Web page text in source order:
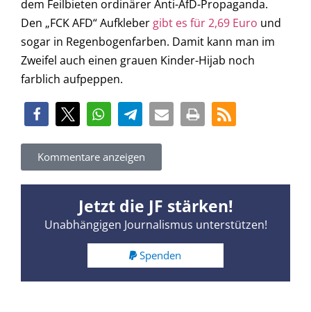
dem Feilbieten ordinärer Anti-AfD-Propaganda.
Den „FCK AFD“ Aufkleber gibt es für 2,69 Euro und
sogar in Regenbogenfarben. Damit kann man im
Zweifel auch einen grauen Kinder-Hijab noch
farblich aufpeppen.
Kommentare anzeigen
Jetzt die JF stärken!
Unabhängigen Journalismus unterstützen!
Spenden